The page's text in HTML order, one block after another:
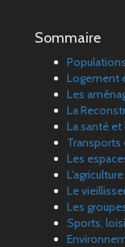
Sommaire
Logement
Les
La
La santé
Les
Le
Les
Sports,